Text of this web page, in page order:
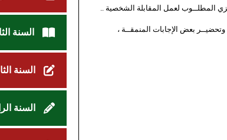
المطلــوب لعمل المقابلة الشخصية ..
بعض الإجابات المنمقــة ،
السنة
السنة
السنة